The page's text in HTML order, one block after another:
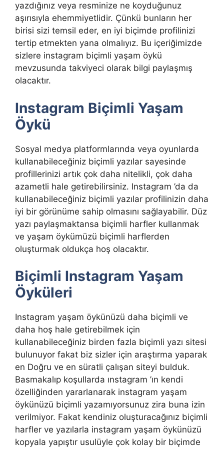
yazdığınız veya resminize ne koyduğunuz
aşırısıyla ehemmiyetlidir. Çünkü bunların her
birisi sizi temsil eder, en iyi biçimde profilinizi
tertip etmekten yana olmalıyız. Bu içeriğimizde
sizlere instagram biçimli yaşam öykü
mevzusunda takviyeci olarak bilgi paylaşmış
olacaktır.
Instagram Biçimli Yaşam
Öykü
Sosyal medya platformlarında veya oyunlarda
kullanabileceğiniz biçimli yazılar sayesinde
profillerinizi artık çok daha nitelikli, çok daha
azametli hale getirebilirsiniz. Instagram ’da da
kullanabileceğiniz biçimli yazılar profilinizin daha
iyi bir görünüme sahip olmasını sağlayabilir. Düz
yazı paylaşmaktansa biçimli harfler kullanmak
ve yaşam öykümüzü biçimli harflerden
oluşturmak oldukça hoş olacaktır.
Biçimli Instagram Yaşam
Öyküleri
Instagram yaşam öykünüzü daha biçimli ve
daha hoş hale getirebilmek için
kullanabileceğiniz birden fazla biçimli yazı sitesi
bulunuyor fakat biz sizler için araştırma yaparak
en Doğru ve en süratli çalışan siteyi bulduk.
Basmakalıp koşullarda ınstagram ’ın kendi
özelliğinden yararlanarak instagram yaşam
öykünüzü biçimli yazamıyorsunuz zira buna izin
verilmiyor. Fakat kendiniz oluşturacağınız biçimli
harfler ve yazılarla instagram yaşam öykünüzü
kopyala yapıştır usulüyle çok kolay bir biçimde